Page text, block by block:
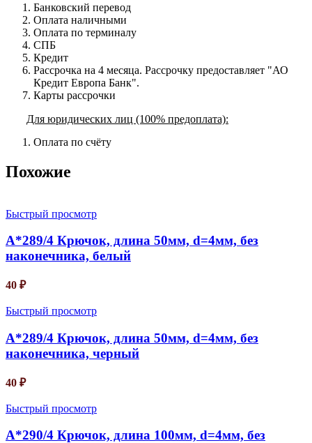
Банковский перевод
Оплата наличными
Оплата по терминалу
СПБ
Кредит
Рассрочка на 4 месяца. Рассрочку предоставляет "АО
Кредит Европа Банк".
Карты рассрочки
Для юридических лиц (100% предоплата):
Оплата по счёту
Похожие
Быстрый просмотр
A*289/4 Крючок, длина 50мм, d=4мм, без
наконечника, белый
40 ₽
Быстрый просмотр
A*289/4 Крючок, длина 50мм, d=4мм, без
наконечника, черный
40 ₽
Быстрый просмотр
A*290/4 Крючок, длина 100мм, d=4мм, без